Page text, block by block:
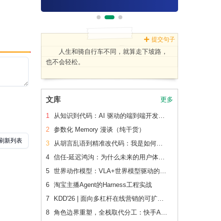
提交句子
人生和骑自行车不同，就算走下坡路，
也不会轻松。
文库 更多
1
从知识到代码：AI 驱动的端到端开发流水线（下篇）
2 参数化 Memory 漫谈（纯干货）
3
从胡言乱语到精准改代码：我是如何让 AI 读懂老项目的
4
信任-延迟鸿沟：为什么未来的用户体验会刻意变慢
5
世界动作模型：VLA+世界模型驱动的Physical AI 后训练范式跃迁
6 淘宝主播Agent的Harness工程实战
7
KDD'26 | 面向多杠杆在线营销的可扩展、可追踪联合 增量建模
8
角色边界重塑，全栈取代分工：快手AI生产力体系成形